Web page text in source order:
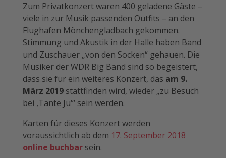
Zum Privatkonzert waren 400 geladene Gäste –
viele in zur Musik passenden Outfits – an den
Flughafen Mönchengladbach gekommen.
Stimmung und Akustik in der Halle haben Band
und Zuschauer „von den Socken“ gehauen. Die
Musiker der WDR Big Band sind so begeistert,
dass sie für ein weiteres Konzert, das am 9.
März 2019stattfinden wird, wieder „zu Besuch
bei ,Tante Ju‘“ sein werden.
Karten für dieses Konzert werden
voraussichtlich ab dem 17. September 2018
online buchbarsein.